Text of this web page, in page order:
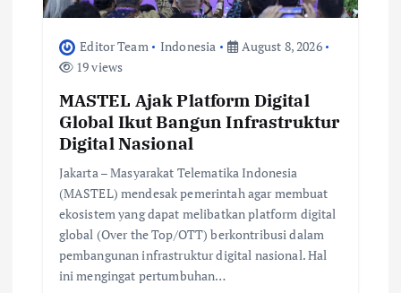
Editor Team Indonesia
August 8, 2026
19 views
MASTEL Ajak Platform Digital
Global Ikut Bangun Infrastruktur
Digital Nasional
Jakarta – Masyarakat Telematika Indonesia
(MASTEL) mendesak pemerintah agar membuat
ekosistem yang dapat melibatkan platform digital
global (Over the Top/OTT) berkontribusi dalam
pembangunan infrastruktur digital nasional. Hal
ini mengingat pertumbuhan…